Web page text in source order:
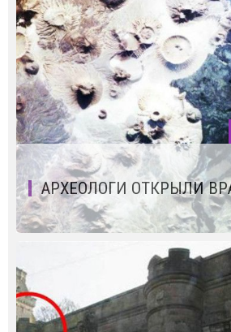
АРХЕОЛОГИ ОТКРЫЛИ